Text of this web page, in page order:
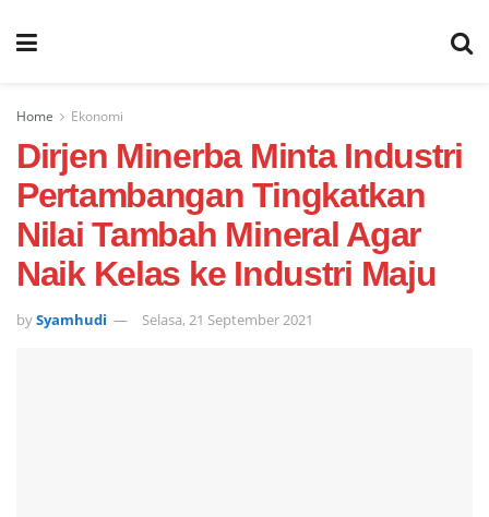
Home Ekonomi
Dirjen Minerba Minta Industri
Pertambangan Tingkatkan
Nilai Tambah Mineral Agar
Naik Kelas ke Industri Maju
bySyamhudi Selasa, 21 September 2021